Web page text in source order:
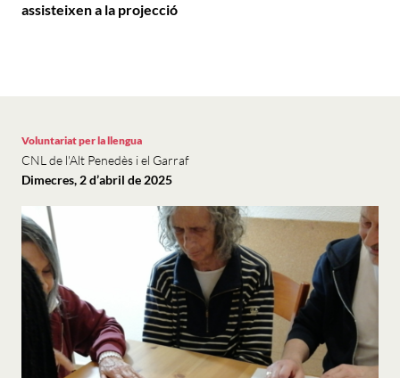
assisteixen a la projecció
Voluntariat per la llengua
CNL de l'Alt Penedès i el Garraf
Dimecres, 2 d’abril de 2025